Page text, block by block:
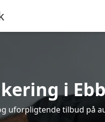
i
uforpligtende tilbud på